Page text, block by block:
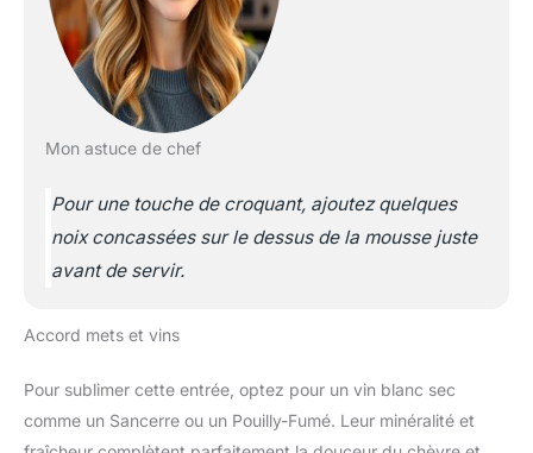
Mon astuce de chef
Pour une touche de croquant, ajoutez quelques
noix concassées sur le dessus de la mousse juste
avant de servir.
Accord mets et vins
Pour sublimer cette entrée, optez pour un vin blanc sec
comme un Sancerre ou un Pouilly-Fumé. Leur minéralité et